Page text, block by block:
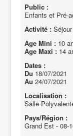
Public :
Enfants et Pré-
Activité :
Age Mini : 10
Age Maxi : 14
Dates :
Du 18/07/2021
Au 24/07/2021
Localisation :
Salle
Pays/Région :
Grand Est - 08-